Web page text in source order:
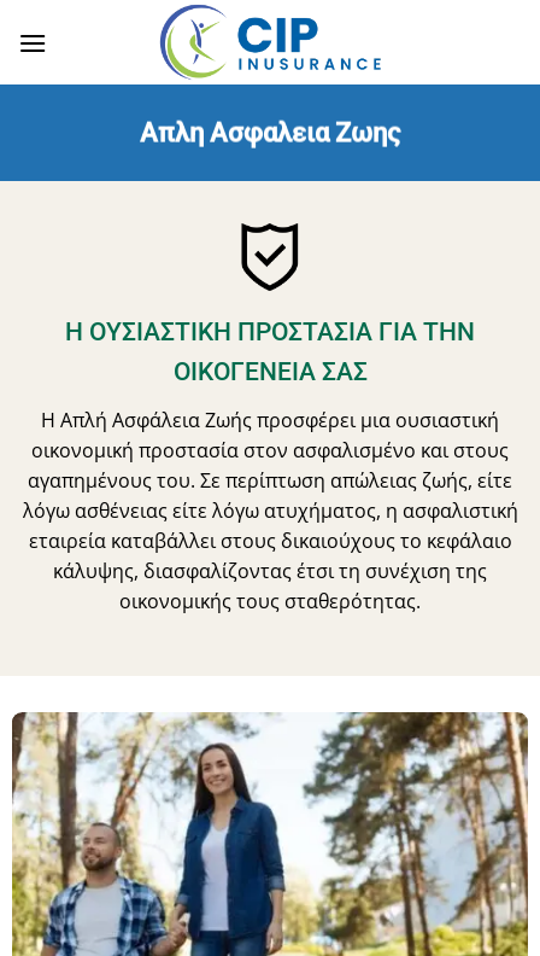
Απλη Ασφαλεια Ζωης
Η ΟΥΣΙΑΣΤΙΚΗ ΠΡΟΣΤΑΣΙΑ ΓΙΑ ΤΗΝ
ΟΙΚΟΓΕΝΕΙΑ ΣΑΣ
Η Απλή Ασφάλεια Ζωής προσφέρει μια ουσιαστική
οικονομική προστασία στον ασφαλισμένο και στους
αγαπημένους του. Σε περίπτωση απώλειας ζωής, είτε
λόγω ασθένειας είτε λόγω ατυχήματος, η ασφαλιστική
εταιρεία καταβάλλει στους δικαιούχους το κεφάλαιο
κάλυψης, διασφαλίζοντας έτσι τη συνέχιση της
οικονομικής τους σταθερότητας.